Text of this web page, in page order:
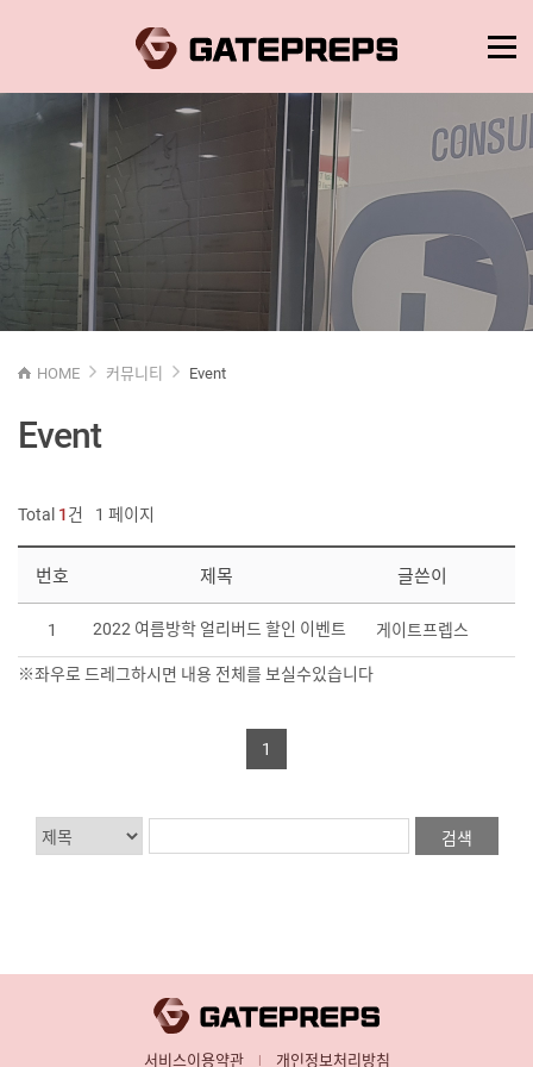
HOME 커뮤니티 Event
Event
Total 1건 1 페이지
번호 제목 글쓴이
1 2022 여름방학 얼리버드 할인 이벤트 게이트프렙스
1
서비스이용약관 | 개인정보처리방침